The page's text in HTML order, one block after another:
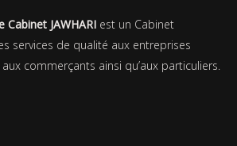
Cabinet JAWHARI est un Cabinet
services de qualité aux entreprises
commerçants ainsi qu’aux particuliers.